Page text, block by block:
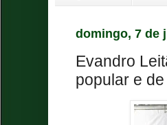
domingo, 7 de
Evandro
popular e